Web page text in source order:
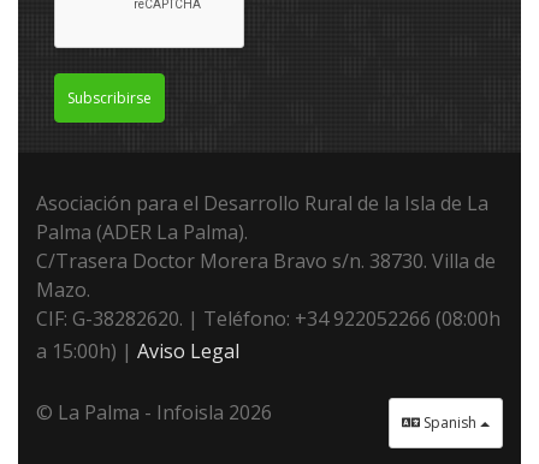
Subscribirse
Asociación para el Desarrollo Rural de la Isla de La
Palma (ADER La Palma).
C/Trasera Doctor Morera Bravo s/n. 38730. Villa de
Mazo.
CIF: G-38282620. | Teléfono: +34 922052266 (08:00h
a 15:00h) | Aviso Legal
Spanish
© La Palma - Infoisla 2026